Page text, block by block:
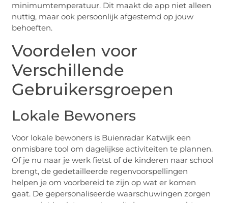
minimumtemperatuur. Dit maakt de app niet alleen
nuttig, maar ook persoonlijk afgestemd op jouw
behoeften.
Voordelen voor
Verschillende
Gebruikersgroepen
Lokale Bewoners
Voor lokale bewoners is Buienradar Katwijk een
onmisbare tool om dagelijkse activiteiten te plannen.
Of je nu naar je werk fietst of de kinderen naar school
brengt, de gedetailleerde regenvoorspellingen
helpen je om voorbereid te zijn op wat er komen
gaat. De gepersonaliseerde waarschuwingen zorgen